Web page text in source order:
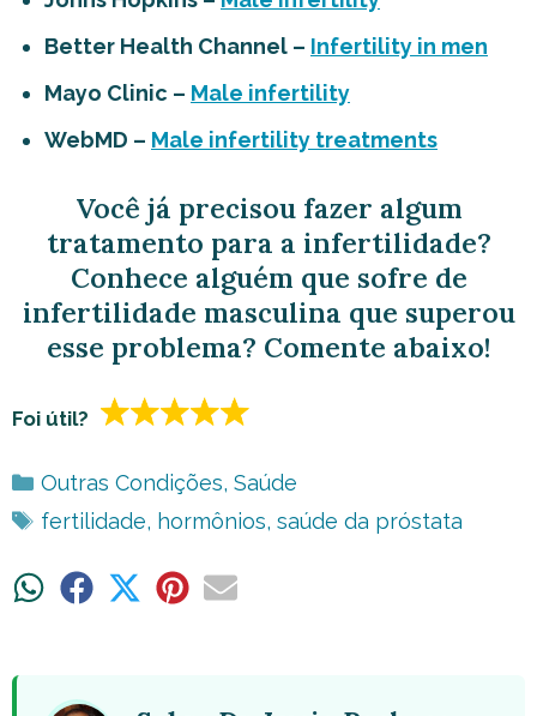
Better Health Channel – Infertility in men
Mayo Clinic – Male infertility
WebMD – Male infertility treatments
Você já precisou fazer algum
tratamento para a infertilidade?
Conhece alguém que sofre de
infertilidade masculina que superou
esse problema? Comente abaixo!
Foi útil?
Categorias
Outras Condições, Saúde
Tags
fertilidade, hormônios, saúde da próstata
ShareShare ShareShareShare